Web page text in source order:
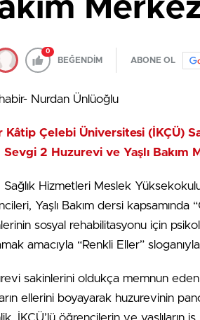
0
BEĞENDİM ABONE OL
Nurdan Ünlüoğlu
Kâtip Çelebi Üniversitesi (İKÇÜ)
Sevgi 2 Huzurevi ve Yaşlı
Sağlık Hizmetleri Meslek
Yaşlı Bakım dersi
sosyal rehabilitasyonu için
amacıyla “Renkli Eller”
sakinlerini oldukça memnun
ellerini boyayarak huzurevinin